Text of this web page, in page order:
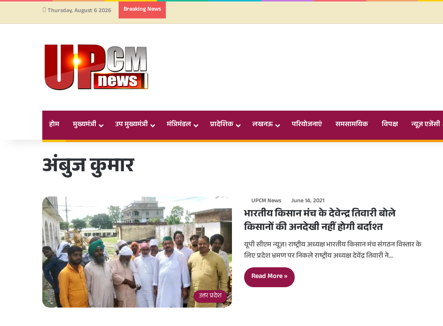
Thursday, August 6 2026 Breaking News
होम मुख्यमंत्री उप मुख्यमंत्री मंत्रिमंडल प्रादेशिक लखनऊ परियोजनाएं समसामयिक विपक्ष न्यूज़ एजेंसी
अंबुज कुमार
उत्तर प्रदेश
UPCM News June 14, 2021
भारतीय किसान मंच के देवेन्द्र तिवारी बोले
किसानों की अनदेखी नहीं होगी बर्दाश्त
यूपी सीएम न्यूज़। राष्ट्रीय अध्यक्ष भारतीय किसान मंच संगठन विस्तार के
लिए प्रदेश भ्रमण पर निकले राष्ट्रीय अध्यक्ष देवेंद्र तिवारी ने…
Read More »